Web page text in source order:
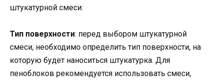
штукатурной смеси:
Тип поверхности: перед выбором штукатурной
смеси, необходимо определить тип поверхности, на
которую будет наноситься штукатурка. Для
пеноблоков рекомендуется использовать смеси,